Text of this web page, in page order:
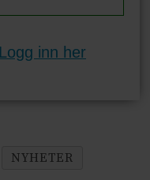
inn her
NYHETER